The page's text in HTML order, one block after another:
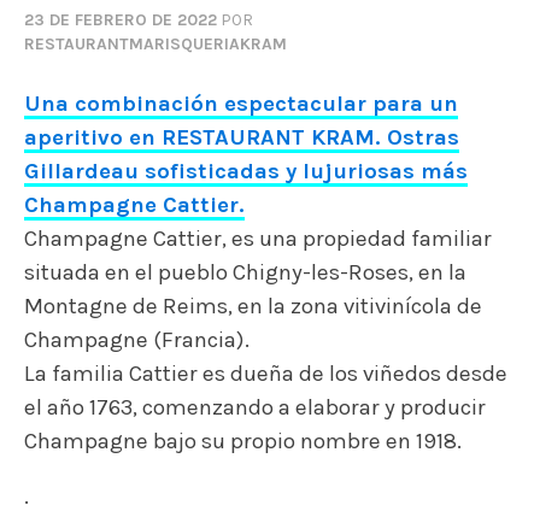
23 DE FEBRERO DE 2022 POR
RESTAURANTMARISQUERIAKRAM
Una combinación espectacular para un
aperitivo en RESTAURANT KRAM. Ostras
Gillardeau sofisticadas y lujuriosas más
Champagne Cattier.
Champagne Cattier, es una propiedad familiar
situada en el pueblo Chigny-les-Roses, en la
Montagne de Reims, en la zona vitivinícola de
Champagne (Francia).
La familia Cattier es dueña de los viñedos desde
el año 1763, comenzando a elaborar y producir
Champagne bajo su propio nombre en 1918.
.